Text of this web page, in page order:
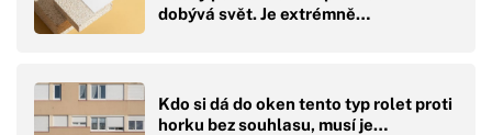
dobývá svět. Je extrémně…
Kdo si dá do oken tento typ rolet proti
horku bez souhlasu, musí je…